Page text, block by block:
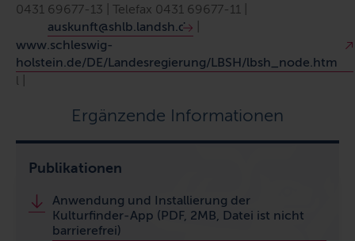
0431 69677-13 | Telefax 0431 69677-11 |
auskunft@shlb.landsh.de
www.schleswig-
holstein.de/DE/Landesregierung/LBSH/lbsh_node.htm
l |
Ergänzende Informationen
Publikationen
Anwendung und Installierung der
Kulturfinder-App (PDF, 2MB, Datei ist nicht
barrierefrei)